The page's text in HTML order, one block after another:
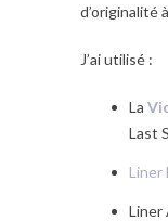
d’originalité
J’ai utilisé :
La
Last
Liner
Liner